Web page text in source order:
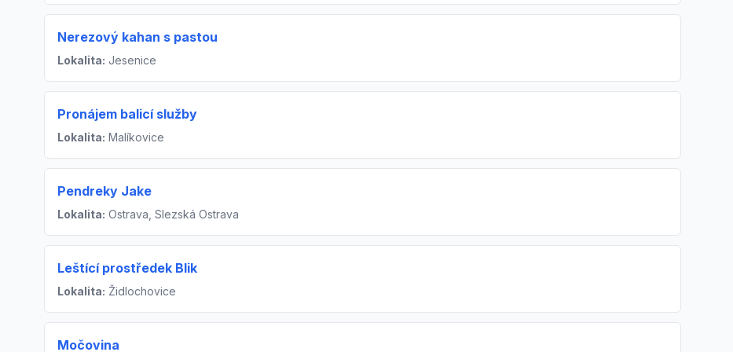
Nerezový kahan s pastou
Lokalita: Jesenice
Pronájem balicí služby
Lokalita: Malíkovice
Pendreky Jake
Lokalita: Ostrava, Slezská Ostrava
Leštící prostředek Blik
Lokalita: Židlochovice
Močovina